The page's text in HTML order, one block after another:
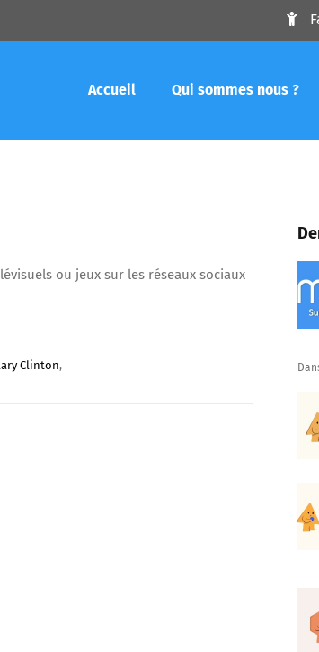
Accueil Qui sommes nous ?
ou jeux sur les réseaux sociaux
Clinton,